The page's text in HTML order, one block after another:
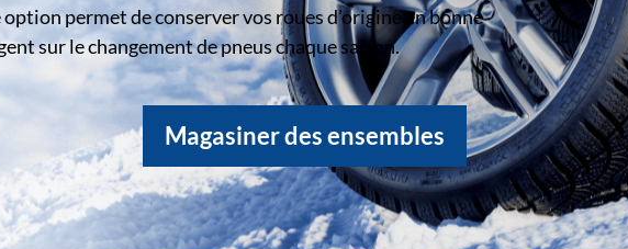
permet de conserver vos roues d’origine en bonne
sur le changement de pneus chaque saison.
Magasiner des ensembles